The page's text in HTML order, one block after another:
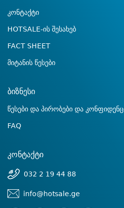
კონტაქტი
HOTSALE-ის შესახებ
FACT SHEET
მიტანის წესები
ბიზნესი
წესები და პირობები და
FAQ
კონტაქტი
032 2 19 44 88
info@hotsale.ge